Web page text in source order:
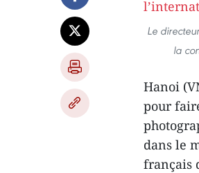
Le
la
Hanoi
pour
dans le
français